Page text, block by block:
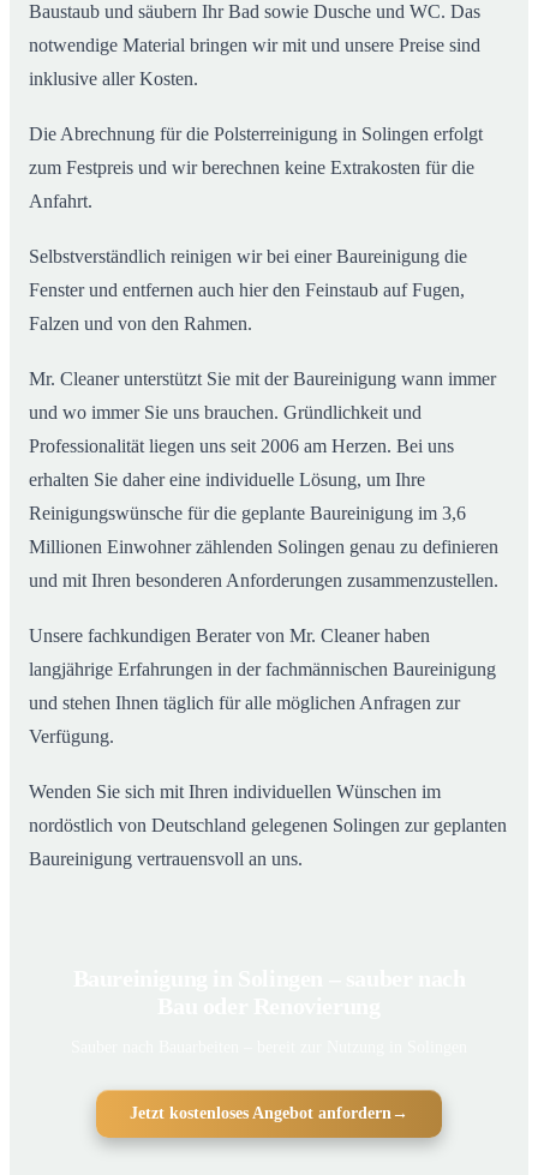
Baustaub und säubern Ihr Bad sowie Dusche und WC. Das
notwendige Material bringen wir mit und unsere Preise sind
inklusive aller Kosten.
Die Abrechnung für die Polsterreinigung in Solingen erfolgt
zum Festpreis und wir berechnen keine Extrakosten für die
Anfahrt.
Selbstverständlich reinigen wir bei einer Baureinigung die
Fenster und entfernen auch hier den Feinstaub auf Fugen,
Falzen und von den Rahmen.
Mr. Cleaner unterstützt Sie mit der Baureinigung wann immer
und wo immer Sie uns brauchen. Gründlichkeit und
Professionalität liegen uns seit 2006 am Herzen. Bei uns
erhalten Sie daher eine individuelle Lösung, um Ihre
Reinigungswünsche für die geplante Baureinigung im 3,6
Millionen Einwohner zählenden Solingen genau zu definieren
und mit Ihren besonderen Anforderungen zusammenzustellen.
Unsere fachkundigen Berater von Mr. Cleaner haben
langjährige Erfahrungen in der fachmännischen Baureinigung
und stehen Ihnen täglich für alle möglichen Anfragen zur
Verfügung.
Wenden Sie sich mit Ihren individuellen Wünschen im
nordöstlich von Deutschland gelegenen Solingen zur geplanten
Baureinigung vertrauensvoll an uns.
Jetzt kostenloses Angebot anfordern→